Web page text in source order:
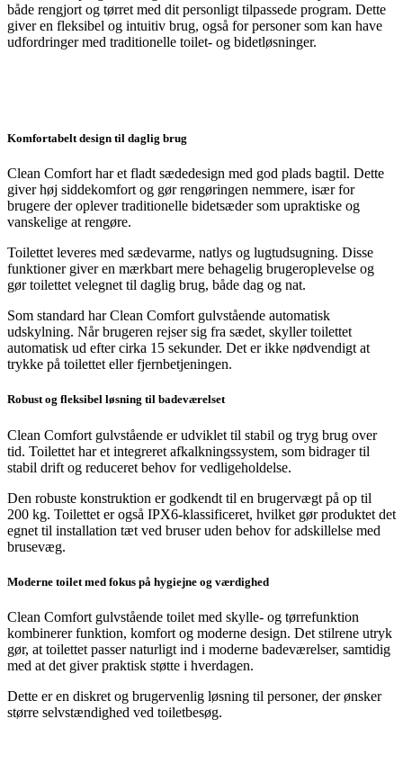
både rengjort og tørret med dit personligt tilpassede program. Dette
giver en fleksibel og intuitiv brug, også for personer som kan have
udfordringer med traditionelle toilet- og bidetløsninger.
Komfortabelt design til daglig brug
Clean Comfort har et fladt sædedesign med god plads bagtil. Dette
giver høj siddekomfort og gør rengøringen nemmere, især for
brugere der oplever traditionelle bidetsæder som upraktiske og
vanskelige at rengøre.
Toilettet leveres med sædevarme, natlys og lugtudsugning. Disse
funktioner giver en mærkbart mere behagelig brugeroplevelse og
gør toilettet velegnet til daglig brug, både dag og nat.
Som standard har Clean Comfort gulvstående automatisk
udskylning. Når brugeren rejser sig fra sædet, skyller toilettet
automatisk ud efter cirka 15 sekunder. Det er ikke nødvendigt at
trykke på toilettet eller fjernbetjeningen.
Robust og fleksibel løsning til badeværelset
Clean Comfort gulvstående er udviklet til stabil og tryg brug over
tid. Toilettet har et integreret afkalkningssystem, som bidrager til
stabil drift og reduceret behov for vedligeholdelse.
Den robuste konstruktion er godkendt til en brugervægt på op til
200 kg. Toilettet er også IPX6-klassificeret, hvilket gør produktet det
egnet til installation tæt ved bruser uden behov for adskillelse med
brusevæg.
Moderne toilet med fokus på hygiejne og værdighed
Clean Comfort gulvstående toilet med skylle- og tørrefunktion
kombinerer funktion, komfort og moderne design. Det stilrene utryk
gør, at toilettet passer naturligt ind i moderne badeværelser, samtidig
med at det giver praktisk støtte i hverdagen.
Dette er en diskret og brugervenlig løsning til personer, der ønsker
større selvstændighed ved toiletbesøg.